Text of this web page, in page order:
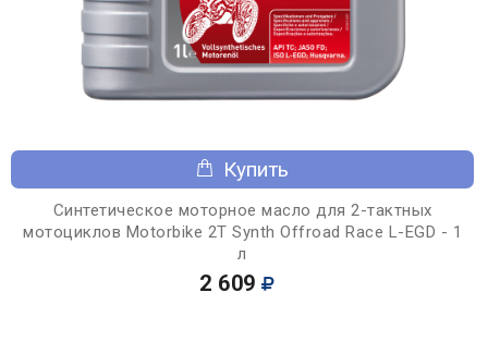
Купить
Синтетическое моторное масло для 2-тактных
мотоциклов Motorbike 2T Synth Offroad Race L-EGD - 1
л
2 609